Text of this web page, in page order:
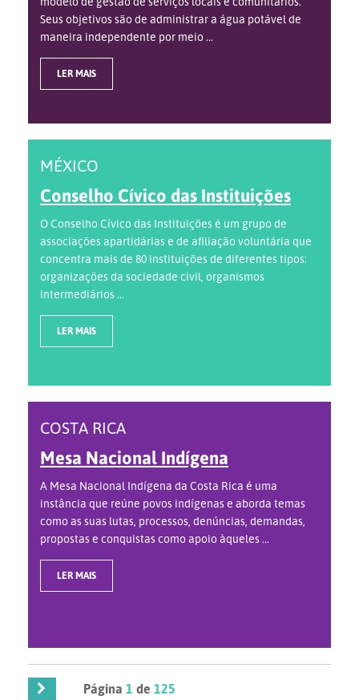
Seus objetivos são de administrar a água potável de
maneira independente por meio ...
LER MAIS
MÉXICO
Conselho Cívico das Instituições
O Conselho Cívico das Instituições é um grupo de
associações apartidárias e de afiliação voluntária que
concentra mais de 80 instituições de diferentes tipos:
organizações da sociedade civil, organismos
intermediários ...
LER MAIS
COSTA RICA
Mesa Nacional Indígena
A Mesa Nacional Indígena da Costa Rica é uma
instância que reúne povos indígenas e aborda temas
como as suas lutas, processos, denúncias, demandas,
propostas e conquistas como apoio àqueles ...
LER MAIS
Página1 de125